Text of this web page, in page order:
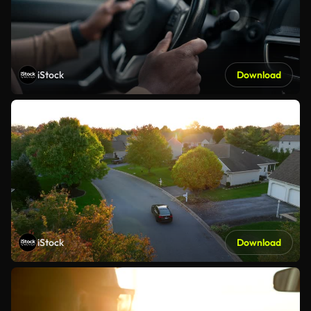
iStock Download
iStock Download